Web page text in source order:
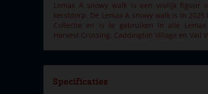
Lemax A snowy walk is een vrolijk figuur
kerstdorp. De Lemax A snowy walk is in 2025
Collectie en is te gebruiken in alle Lemax
Harvest Crossing, Caddington Village en Vail
Specificaties